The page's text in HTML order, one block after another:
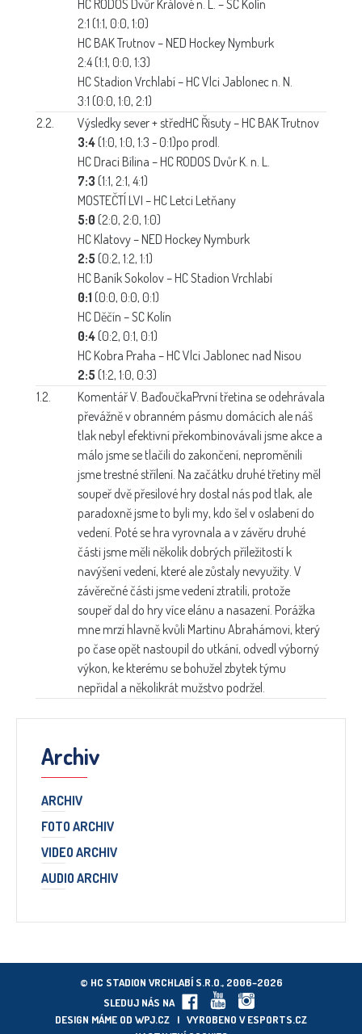
HC RODOS Dvůr Králové n. L. – SC Kolín
2:1 (1:1, 0:0, 1:0)
HC BAK Trutnov – NED Hockey Nymburk
2:4 (1:1, 0:0, 1:3)
HC Stadion Vrchlabí – HC Vlci Jablonec n. N.
3:1 (0:0, 1:0, 2:1)
2.2.
Výsledky sever + středHC Řisuty – HC BAK Trutnov
3:4 (1:0, 1:0, 1:3 - 0:1)po prodl.
HC Draci Bílina – HC RODOS Dvůr K. n. L.
7:3 (1:1, 2:1, 4:1)
MOSTEČTÍ LVI – HC Letci Letňany
5:0 (2:0, 2:0, 1:0)
HC Klatovy – NED Hockey Nymburk
2:5 (0:2, 1:2, 1:1)
HC Baník Sokolov – HC Stadion Vrchlabí
0:1 (0:0, 0:0, 0:1)
HC Děčín – SC Kolín
0:4 (0:2, 0:1, 0:1)
HC Kobra Praha – HC Vlci Jablonec nad Nisou
2:5 (1:2, 1:0, 0:3)
1.2.
Komentář V. BaďoučkaPrvní třetina se odehrávala
převážně v obranném pásmu domácích ale náš
tlak nebyl efektivní překombinovávali jsme akce a
málo jsme se tlačili do zakončení, neproměnili
jsme trestné střílení. Na začátku druhé třetiny měl
soupeř dvě přesilové hry dostal nás pod tlak, ale
paradoxně jsme to byli my, kdo šel v oslabení do
vedení. Poté se hra vyrovnala a v závěru druhé
části jsme měli několik dobrých příležitostí k
navýšení vedení, které ale zůstaly nevyužity. V
závěrečné části jsme vedení ztratili, protože
soupeř dal do hry více elánu a nasazení. Porážka
mne mrzí hlavně kvůli Martinu Abrahámovi, který
po čase opět nastoupil do utkání, odvedl výborný
výkon, ke kterému se bohužel zbytek týmu
nepřidal a několikrát mužstvo podržel.
Archiv
ARCHIV
FOTO ARCHIV
VIDEO ARCHIV
AUDIO ARCHIV
© HC STADION VRCHLABÍ S.R.O., 2006–2026
SLEDUJ NÁS NA
DESIGN MÁME OD WPJ.CZ | VYROBENO VESPORTS.CZ